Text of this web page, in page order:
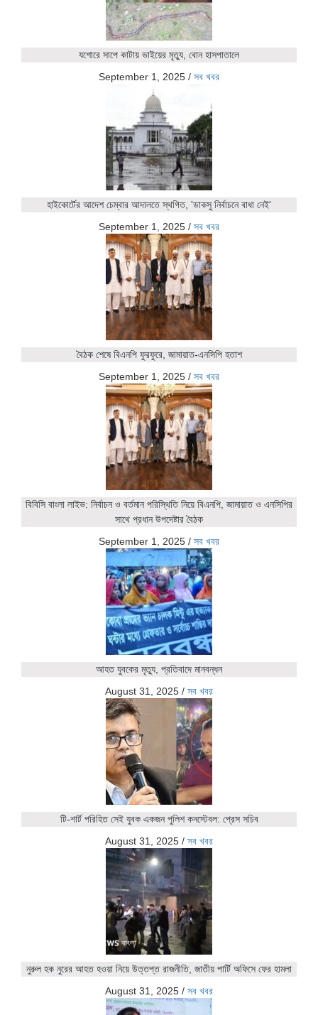
যশোরে সাপে কাটায় ভাইয়ের মৃত্যু, বোন হাসপাতালে
September 1, 2025 / সব খবর
হাইকোর্টের আদেশ চেম্বার আদালতে স্থগিত, 'ডাকসু নির্বাচনে বাধা নেই'
September 1, 2025 / সব খবর
বৈঠক শেষে বিএনপি ফুরফুরে, জামায়াত-এনসিপি হতাশ
September 1, 2025 / সব খবর
বিবিসি বাংলা লাইভ: নির্বাচন ও বর্তমান পরিস্থিতি নিয়ে বিএনপি, জামায়াত ও এনসিপির
সাথে প্রধান উপদেষ্টার বৈঠক
September 1, 2025 / সব খবর
আহত যুবকের মৃত্যু, প্রতিবাদে মানবন্ধন
August 31, 2025 / সব খবর
টি-শার্ট পরিহিত সেই যুবক একজন পুলিশ কনস্টেবল: প্রেস সচিব
August 31, 2025 / সব খবর
নুরুল হক নুরের আহত হওয়া নিয়ে উত্তপ্ত রাজনীতি, জাতীয় পার্টি অফিসে ফের হামলা
August 31, 2025 / সব খবর